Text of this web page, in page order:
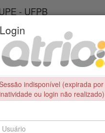
- UFPB
Admissão Ferramentas
Login
indisponível (expirada por
ou login não realizado)